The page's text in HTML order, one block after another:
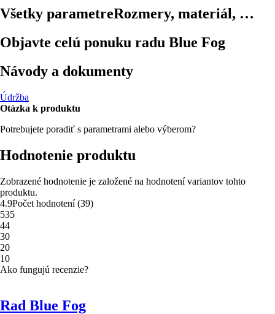
Všetky parametreRozmery, materiál, …
Objavte celú ponuku radu Blue Fog
Návody a dokumenty
Údržba
Otázka k produktu
Potrebujete poradiť s parametrami alebo výberom?
Hodnotenie produktu
Zobrazené hodnotenie je založené na hodnotení variantov tohto
produktu.
4.9Počet hodnotení(39)
535
44
30
20
10
Ako fungujú recenzie?
Rad Blue Fog